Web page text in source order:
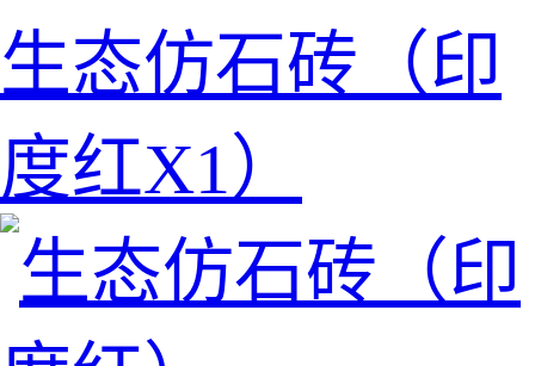
生态仿石砖（印
度红X1）